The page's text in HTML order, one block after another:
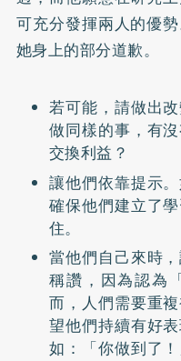
可充分發揮兩人的優
她身上的部分道歉。
若可能，請做出
做同樣的事，有
交換利益？
讓他們依靠提示
確保他們建立了
住。
當他們自己來時
稱讚，因為認為
而，人們需要重
望他們持續有好
如：「你做到了